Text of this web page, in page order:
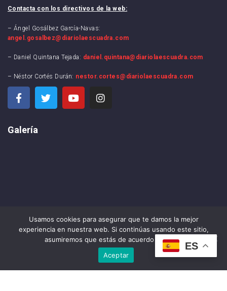
Contacta con los directivos de la web:
– Ángel Gosálbez García-Navas:
angel.gosalbez@diariolaescuadra.com
– Daniel Quintana Tejada: daniel.quintana@diariolaescuadra.com
– Néstor Cortés Durán: nestor.cortes@diariolaescuadra.com
Galería
ES
Usamos cookies para asegurar que te damos la mejor
experiencia en nuestra web. Si continúas usando este sitio,
asumiremos que estás de acuerdo con ello.
Aceptar